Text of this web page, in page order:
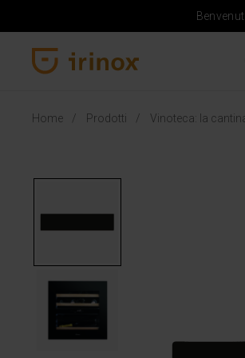
Home Prodotti Vinoteca: la